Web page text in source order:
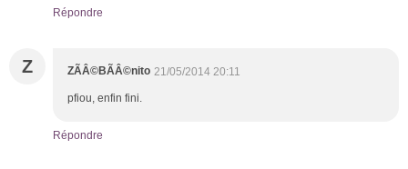
Répondre
Z ZÃÂ©BÃÂ©nito 21/05/2014 20:11
pfiou, enfin fini.
Répondre